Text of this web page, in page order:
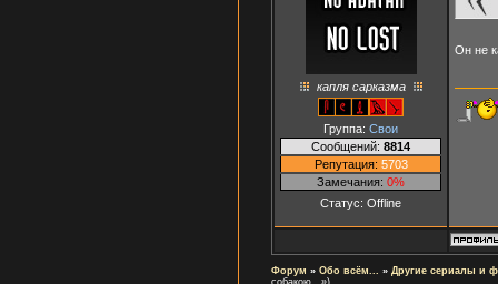
капля сарказма
Группа: Свои
Сообщений: 8814
Репутация: 5703
Замечания: 0%
Статус: Offline
Он не
Форум » Обо всём... » Другие сериалы и
собакою...»)